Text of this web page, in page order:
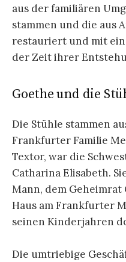
aus der familiären
stammen und die aus
restauriert und mit
der Zeit ihrer
Goethe und die
Die Stühle stammen
Frankfurter Familie
Textor, war die
Catharina Elisabeth.
Mann, dem Geheimrat
Haus am Frankfurter
seinen Kinderjahren
Die umtriebige